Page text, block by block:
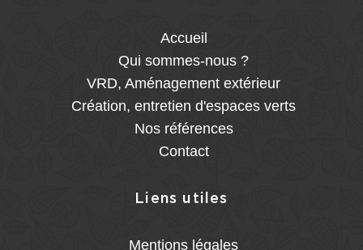
Accueil
Qui sommes-nous ?
VRD, Aménagement extérieur
Création, entretien d'espaces verts
Nos références
Contact
Liens utiles
Mentions légales